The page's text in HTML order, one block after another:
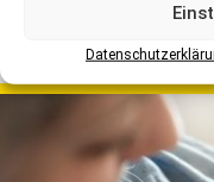
Fakten, Anzeichen &